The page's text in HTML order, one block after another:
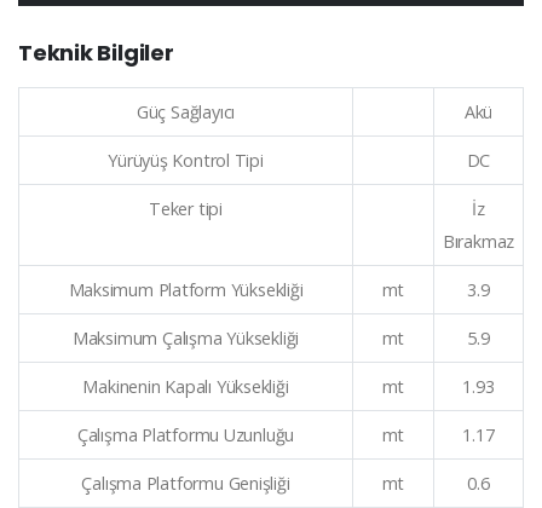
Teknik Bilgiler
Güç Sağlayıcı Akü
Yürüyüş Kontrol Tipi DC
Teker tipi
İz
Bırakmaz
Maksimum Platform Yüksekliği mt 3.9
Maksimum Çalışma Yüksekliği mt 5.9
Makinenin Kapalı Yüksekliği mt 1.93
Çalışma Platformu Uzunluğu mt 1.17
Çalışma Platformu Genişliği mt 0.6